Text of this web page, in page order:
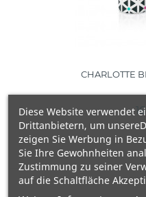
CHARLOTTE
Diese Website verwendet
Drittanbietern, um
zeigen Sie Werbung in
Sie Ihre Gewohnheiten
Zustimmung zu seiner
auf die Schaltfläche